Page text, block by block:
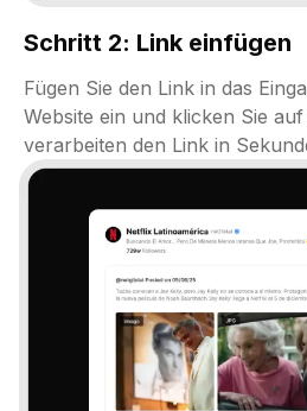
Schritt 2: Link einfügen
Fügen Sie den Link in das
Website ein und klicken Sie
verarbeiten den Link in